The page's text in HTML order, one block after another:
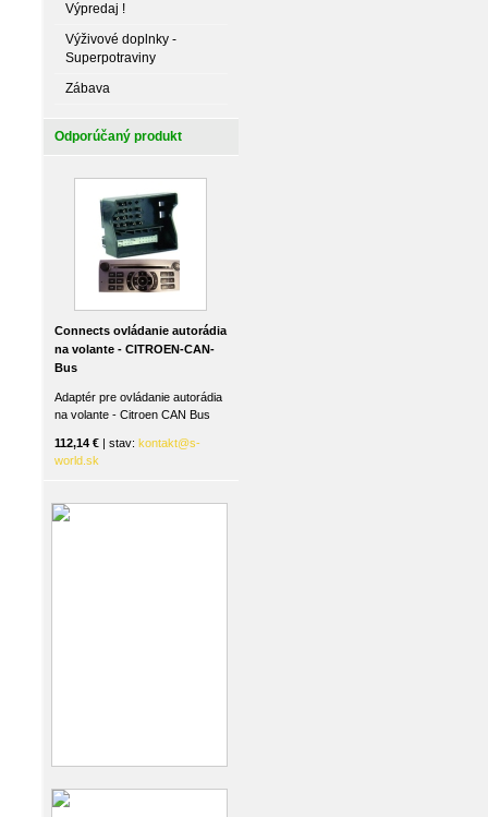
Výpredaj !
Výživové doplnky -
Superpotraviny
Zábava
Odporúčaný produkt
Connects ovládanie autorádia
na volante - CITROEN-CAN-
Bus
Adaptér pre ovládanie autorádia
na volante - Citroen CAN Bus
112,14 € | stav: kontakt@s-
world.sk